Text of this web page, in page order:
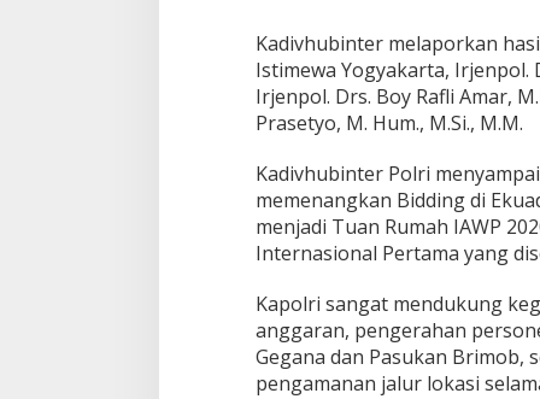
W
a
n
i
s
e
D
u
a
(
I
A
Kadivhubinter melaporkan
Istimewa Yogyakarta, Irjenpol.
Irjenpol. Drs. Boy Rafli Amar,
Prasetyo, M. Hum., M.Si., M.M.
Kadivhubinter Polri
memenangkan Bidding di
menjadi Tuan Rumah IAWP
Internasional Pertama yang
Kapolri sangat mendukung
anggaran, pengerahan
Gegana dan Pasukan
pengamanan jalur lokasi